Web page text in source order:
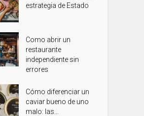
estrategia de Estado
Como abrir un
restaurante
independiente sin
errores
Cómo diferenciar un
caviar bueno de uno
malo: las...